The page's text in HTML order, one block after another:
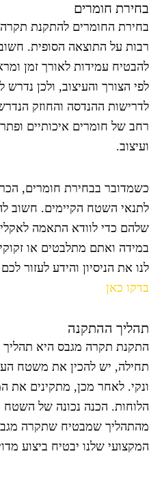
חומרים
החומרים להתקנת
על התוצאה הסופית. חשוב
עמידות לאורך זמן
הצורך והעיצוב, ולכן
ההנדסה והחוזק
של חומרים איכותיים
בבחירת חומרים,
השטח הקיימים. חשוב
כדי לוודא התאמה
ואתם מתלבטים או
את הניסיון והידע לעזור
כאן
ההתקנה
תקרה מגבס היא תהליך
יש להכין את משטח
לאחר מכן, מתקינים את
הכנה נכונה של השטח
שמבטיח שתקרה מגבס
שלנו יבטיח ביצוע